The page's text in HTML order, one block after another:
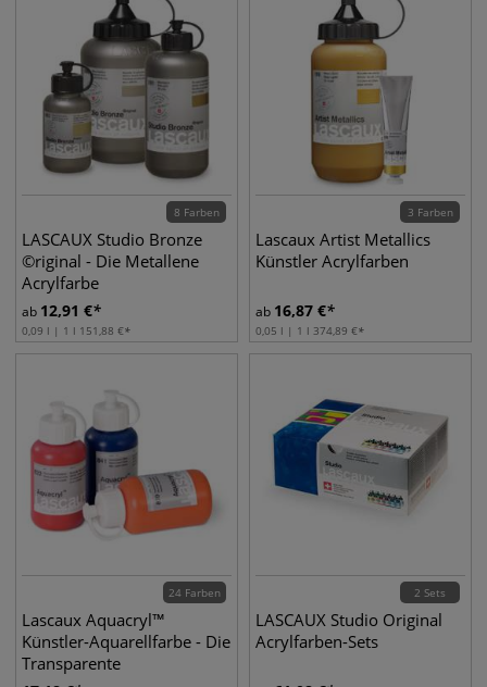
8 Farben
LASCAUX Studio Bronze
©riginal - Die Metallene
Acrylfarbe
ab 12,91 €
0,09 l | 1 l 151,88 €
3 Farben
Lascaux Artist Metallics
Künstler Acrylfarben
ab 16,87 €
0,05 l | 1 l 374,89 €
24 Farben
Lascaux Aquacryl™
Künstler-Aquarellfarbe - Die
Transparente
2 Sets
LASCAUX Studio Original
Acrylfarben-Sets